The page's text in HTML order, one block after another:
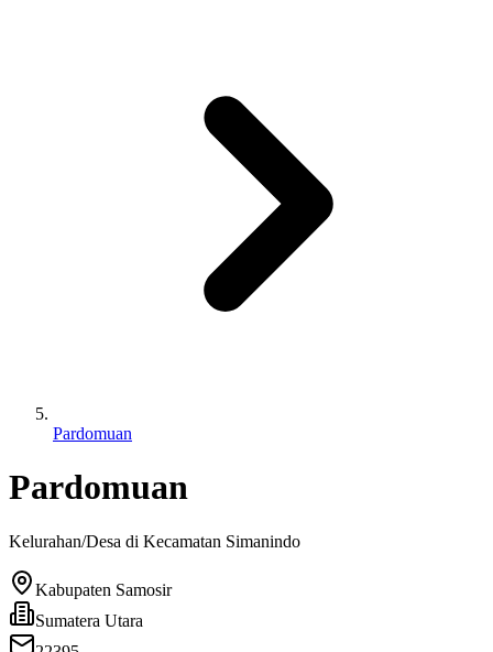
Pardomuan
Pardomuan
Kelurahan/Desa di Kecamatan Simanindo
Kabupaten Samosir
Sumatera Utara